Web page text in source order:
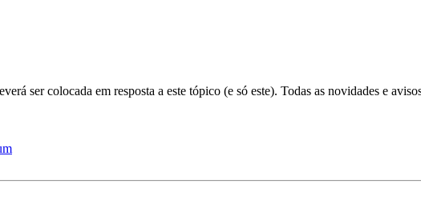
ser colocada em resposta a este tópico (e só este). Todas as novidades e